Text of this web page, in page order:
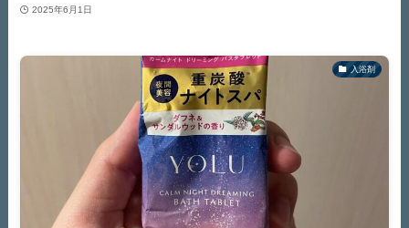
2025年6月1日
入浴剤